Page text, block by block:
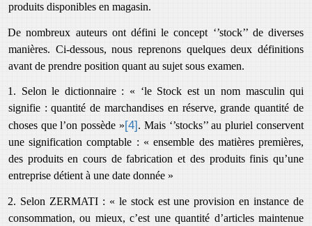
produits disponibles en magasin.
De nombreux auteurs ont défini le concept ‘’stock’’ de diverses
manières. Ci-dessous, nous reprenons quelques deux définitions
avant de prendre position quant au sujet sous examen.
1. Selon le dictionnaire : « ‘le Stock est un nom masculin qui
signifie : quantité de marchandises en réserve, grande quantité de
choses que l’on possède »[4]. Mais ‘’stocks’’ au pluriel conservent
une signification comptable : « ensemble des matières premières,
des produits en cours de fabrication et des produits finis qu’une
entreprise détient à une date donnée »
2. Selon ZERMATI : « le stock est une provision en instance de
consommation, ou mieux, c’est une quantité d’articles maintenue